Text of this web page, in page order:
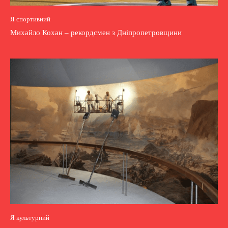
Я спортивний
Михайло Кохан – рекордсмен з Дніпропетровщини
Я культурний